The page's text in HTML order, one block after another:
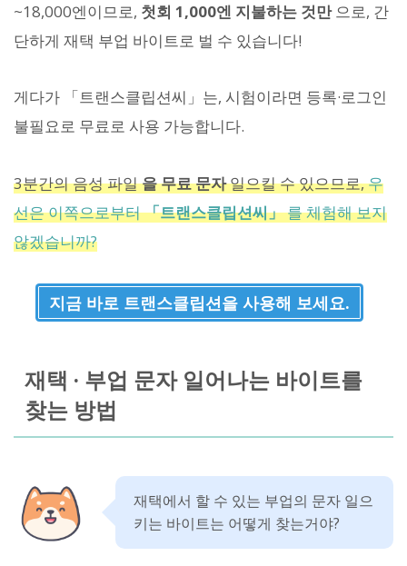
~18,000엔이므로, 첫회 1,000엔 지불하는 것만으로, 간
단하게 재택 부업 바이트로 벌 수 있습니다!
게다가 「트랜스클립션씨」는, 시험이라면 등록·로그인
불필요로 무료로 사용 가능합니다.
3분간의 음성 파일을 무료 문자일으킬 수 있으므로,우
선은 이쪽으로부터「트랜스클립션씨」를 체험해 보지
않겠습니까?
지금 바로 트랜스클립션을 사용해 보세요.
재택 · 부업 문자 일어나는 바이트를
찾는 방법
재택에서 할 수 있는 부업의 문자 일으
키는 바이트는 어떻게 찾는거야?